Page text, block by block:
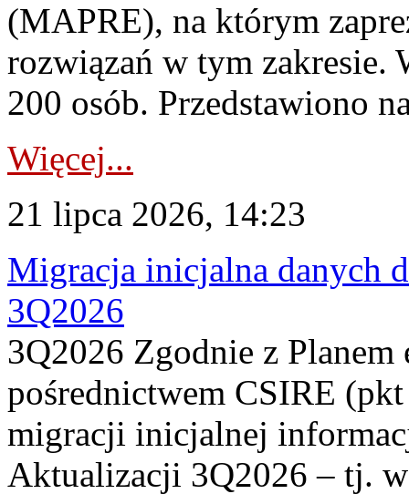
(MAPRE), na którym
rozwiązań w tym zakresie.
200 osób. Przedstawiono
Więcej...
21 lipca 2026, 14:23
Migracja inicjalna danych
3Q2026
3Q2026 Zgodnie z
pośrednictwem CSIRE
migracji inicjalnej
Aktualizacji 3Q2026 – tj.